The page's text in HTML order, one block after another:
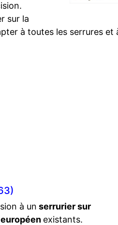
sur la
à toutes les serrures et
à un serrurier sur
existants.